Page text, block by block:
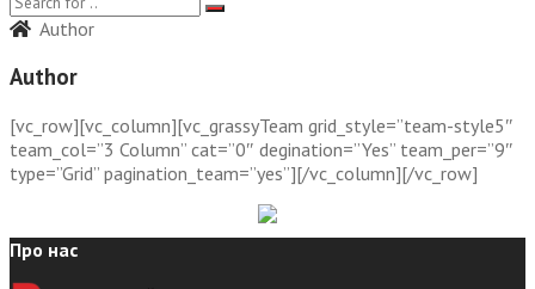
Author
Author
[vc_row][vc_column][vc_grassyTeam grid_style=”team-style5″
team_col=”3 Column” cat=”0″ degination=”Yes” team_per=”9″
type=”Grid” pagination_team=”yes”][/vc_column][/vc_row]
Про нас